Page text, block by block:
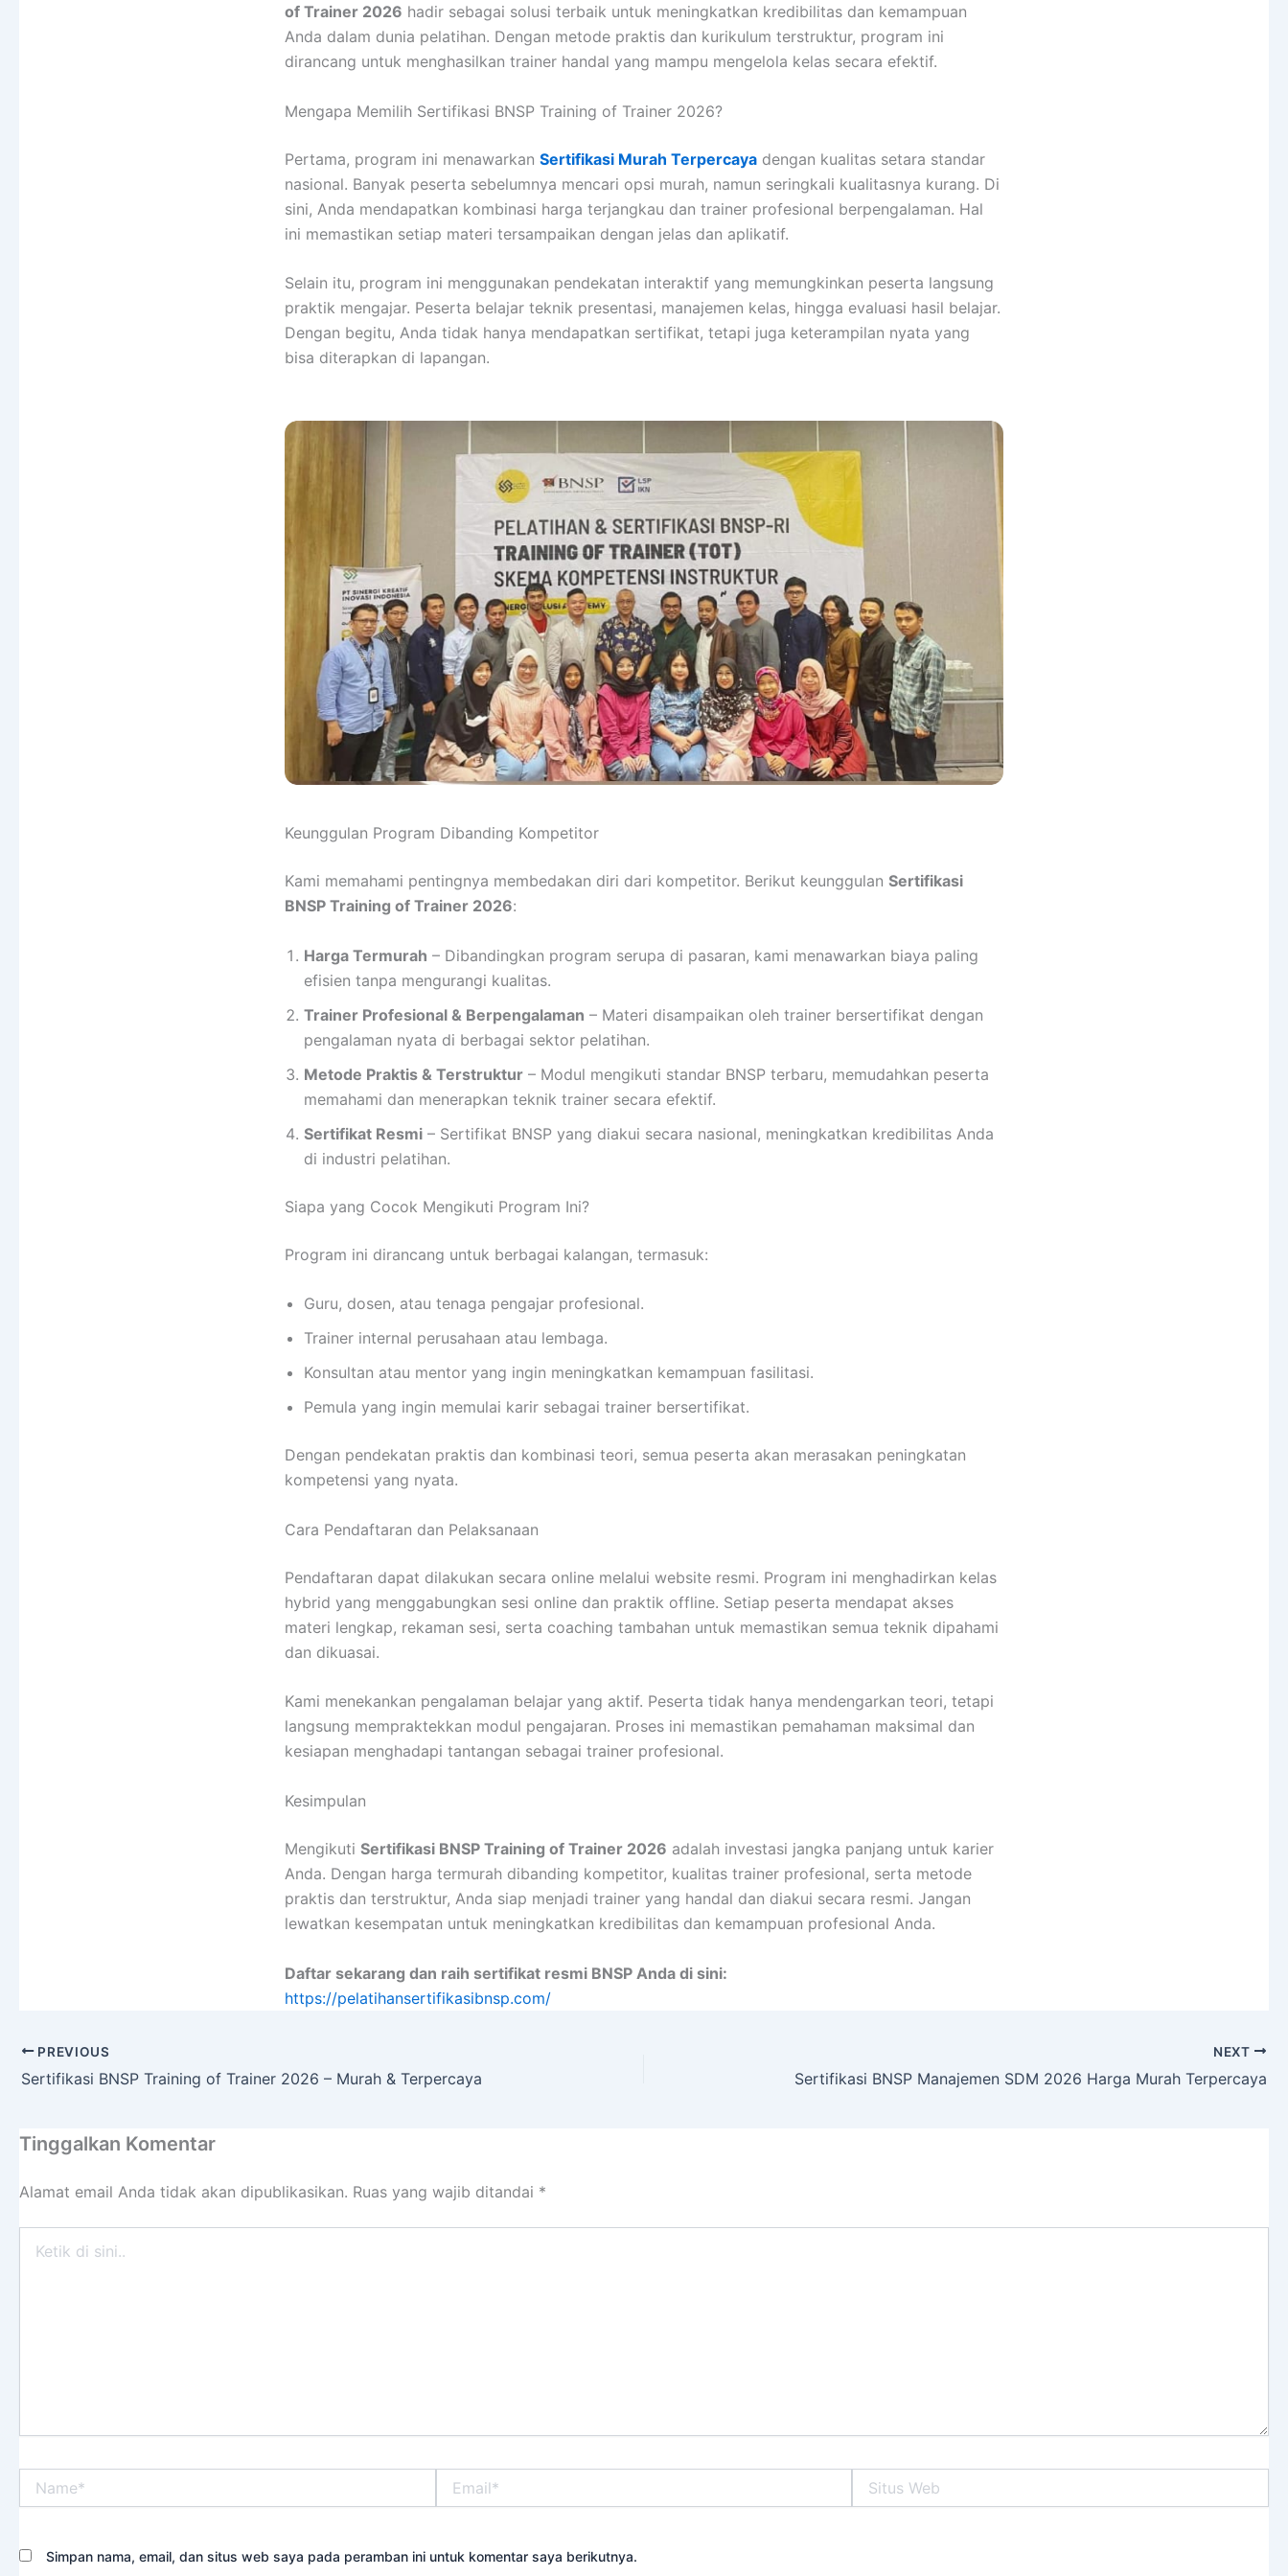
of Trainer 2026 hadir sebagai solusi terbaik untuk meningkatkan kredibilitas dan kemampuan
Anda dalam dunia pelatihan. Dengan metode praktis dan kurikulum terstruktur, program ini
dirancang untuk menghasilkan trainer handal yang mampu mengelola kelas secara efektif.
Mengapa Memilih Sertifikasi BNSP Training of Trainer 2026?
Pertama, program ini menawarkan Sertifikasi Murah Terpercaya dengan kualitas setara standar
nasional. Banyak peserta sebelumnya mencari opsi murah, namun seringkali kualitasnya kurang. Di
sini, Anda mendapatkan kombinasi harga terjangkau dan trainer profesional berpengalaman. Hal
ini memastikan setiap materi tersampaikan dengan jelas dan aplikatif.
Selain itu, program ini menggunakan pendekatan interaktif yang memungkinkan peserta langsung
praktik mengajar. Peserta belajar teknik presentasi, manajemen kelas, hingga evaluasi hasil belajar.
Dengan begitu, Anda tidak hanya mendapatkan sertifikat, tetapi juga keterampilan nyata yang
bisa diterapkan di lapangan.
Keunggulan Program Dibanding Kompetitor
Kami memahami pentingnya membedakan diri dari kompetitor. Berikut keunggulan Sertifikasi
BNSP Training of Trainer 2026:
Harga Termurah – Dibandingkan program serupa di pasaran, kami menawarkan biaya paling
efisien tanpa mengurangi kualitas.
Trainer Profesional & Berpengalaman – Materi disampaikan oleh trainer bersertifikat dengan
pengalaman nyata di berbagai sektor pelatihan.
Metode Praktis & Terstruktur – Modul mengikuti standar BNSP terbaru, memudahkan peserta
memahami dan menerapkan teknik trainer secara efektif.
Sertifikat Resmi – Sertifikat BNSP yang diakui secara nasional, meningkatkan kredibilitas Anda
di industri pelatihan.
Siapa yang Cocok Mengikuti Program Ini?
Program ini dirancang untuk berbagai kalangan, termasuk:
Guru, dosen, atau tenaga pengajar profesional.
Trainer internal perusahaan atau lembaga.
Konsultan atau mentor yang ingin meningkatkan kemampuan fasilitasi.
Pemula yang ingin memulai karir sebagai trainer bersertifikat.
Dengan pendekatan praktis dan kombinasi teori, semua peserta akan merasakan peningkatan
kompetensi yang nyata.
Cara Pendaftaran dan Pelaksanaan
Pendaftaran dapat dilakukan secara online melalui website resmi. Program ini menghadirkan kelas
hybrid yang menggabungkan sesi online dan praktik offline. Setiap peserta mendapat akses
materi lengkap, rekaman sesi, serta coaching tambahan untuk memastikan semua teknik dipahami
dan dikuasai.
Kami menekankan pengalaman belajar yang aktif. Peserta tidak hanya mendengarkan teori, tetapi
langsung mempraktekkan modul pengajaran. Proses ini memastikan pemahaman maksimal dan
kesiapan menghadapi tantangan sebagai trainer profesional.
Kesimpulan
Mengikuti Sertifikasi BNSP Training of Trainer 2026 adalah investasi jangka panjang untuk karier
Anda. Dengan harga termurah dibanding kompetitor, kualitas trainer profesional, serta metode
praktis dan terstruktur, Anda siap menjadi trainer yang handal dan diakui secara resmi. Jangan
lewatkan kesempatan untuk meningkatkan kredibilitas dan kemampuan profesional Anda.
Daftar sekarang dan raih sertifikat resmi BNSP Anda di sini:
https://pelatihansertifikasibnsp.com/
PREVIOUS
Sertifikasi BNSP Training of Trainer 2026 – Murah & Terpercaya
NEXT
Sertifikasi BNSP Manajemen SDM 2026 Harga Murah Terpercaya
Tinggalkan Komentar
Alamat email Anda tidak akan dipublikasikan. Ruas yang wajib ditandai *
Web
Simpan nama, email, dan situs web saya pada peramban ini untuk komentar saya berikutnya.